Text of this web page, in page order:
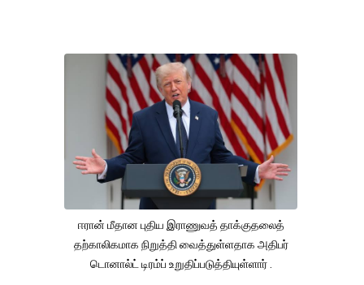
ஈரான் மீதான புதிய இராணுவத் தாக்குதலைத்
தற்காலிகமாக நிறுத்தி வைத்துள்ளதாக அதிபர்
டொனால்ட் டிரம்ப் உறுதிப்படுத்தியுள்ளார் .